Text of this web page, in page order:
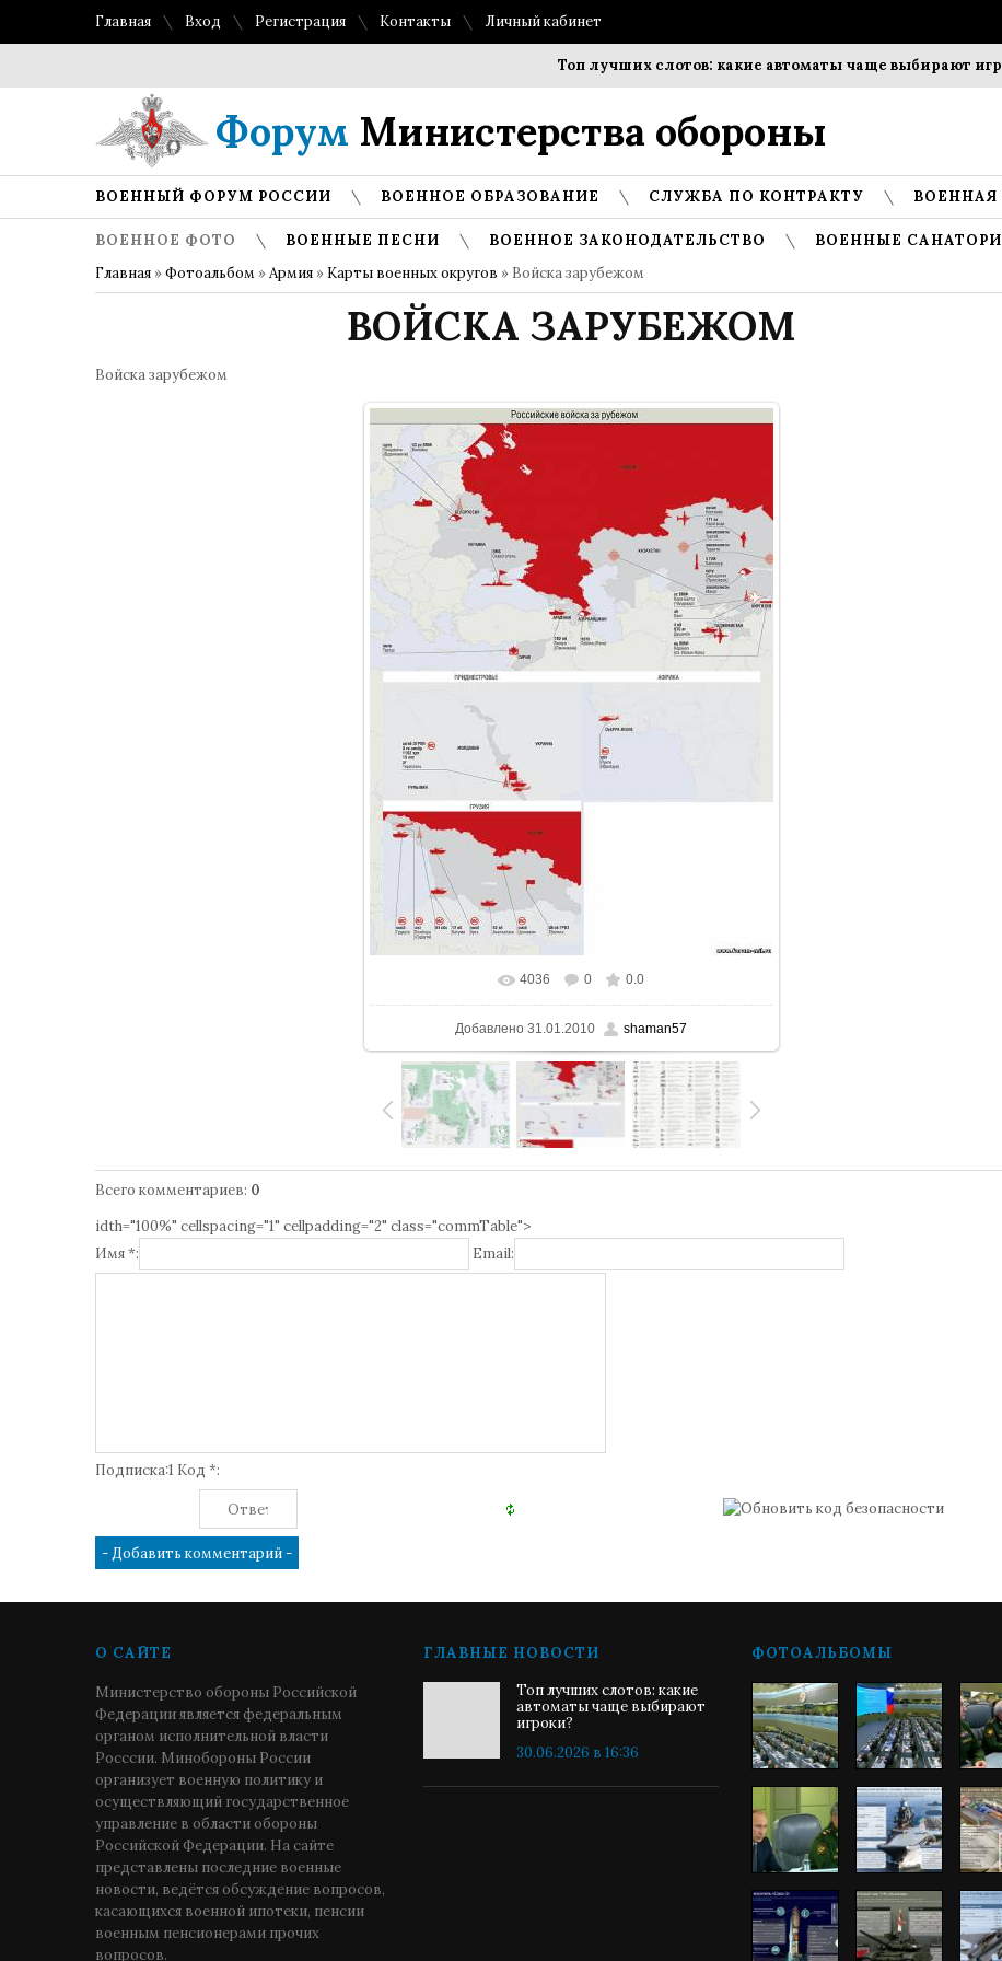
Главная Вход Регистрация Контакты Личный кабинет
Топ лучших слотов: какие автоматы чаще выбирают
Форум Министерства обороны
ВОЕННЫЙ ФОРУМ РОССИИ ВОЕННОЕ ОБРАЗОВАНИЕ СЛУЖБА ПО КОНТРАКТУ ВОЕННАЯ
ВОЕННОЕ ФОТО ВОЕННЫЕ ПЕСНИ ВОЕННОЕ ЗАКОНОДАТЕЛЬСТВО ВОЕННЫЕ
Главная »Фотоальбом »Армия » Карты военных округов » Войска зарубежом
ВОЙСКА ЗАРУБЕЖОМ
Войска зарубежом
В реальном размере 900x1218
4036 0 0.0
Добавлено 31.01.2010 shaman57
Всего комментариев: 0
idth="100%" cellspacing="1" cellpadding="2" class="commTable">
Имя *:
Email:
Подписка:1 Код *:
О САЙТЕ
Министерство обороны Российской
Федерации является федеральным
органом исполнительной власти
Росссии. Минобороны России
организует военную политику и
осуществляющий государственное
управление в области обороны
Российской Федерации. На сайте
представлены последние военные
новости, ведётся обсуждение вопросов,
касающихся военной ипотеки, пенсии
военным пенсионерами прочих
вопросов.
ГЛАВНЫЕ НОВОСТИ
Топ лучших слотов: какие
автоматы чаще выбирают
игроки?
30.06.2026 в 16:36
ФОТОАЛЬБОМЫ